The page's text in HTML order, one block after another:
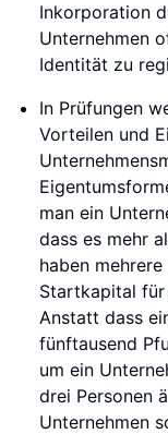
Inkorporation
Unternehmen
Identität zu
In Prüfungen
Vorteilen und
man ein
dass es mehr
haben
Startkapital für
Anstatt dass
fünftausend
um ein
drei Personen
Unternehmen